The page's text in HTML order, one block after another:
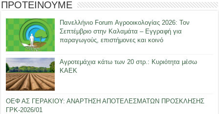
ΠΡΟΤΕΙΝΟΥΜΕ
Πανελλήνιο Forum Αγροοικολογίας 2026: Τον
Σεπτέμβριο στην Καλαμάτα – Εγγραφή για
παραγωγούς, επιστήμονες και κοινό
Αγροτεμάχια κάτω των 20 στρ.: Κυριότητα μέσω
ΚΑΕΚ
ΟΕΦ ΑΣ ΓΕΡΑΚΙΟΥ: ΑΝΑΡΤΗΣΗ ΑΠΟΤΕΛΕΣΜΑΤΩΝ ΠΡΟΣΚΛΗΣΗΣ
ΓΡΚ-2026/01